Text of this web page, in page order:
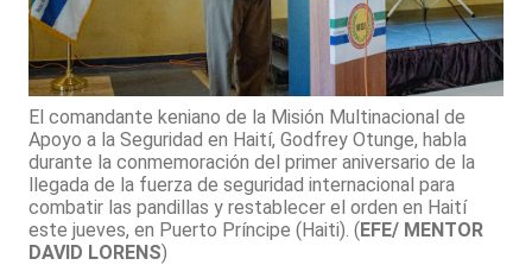
El comandante keniano de la Misión Multinacional de
Apoyo a la Seguridad en Haití, Godfrey Otunge, habla
durante la conmemoración del primer aniversario de la
llegada de la fuerza de seguridad internacional para
combatir las pandillas y restablecer el orden en Haití
este jueves, en Puerto Príncipe (Haiti). (EFE/ MENTOR
DAVID LORENS)